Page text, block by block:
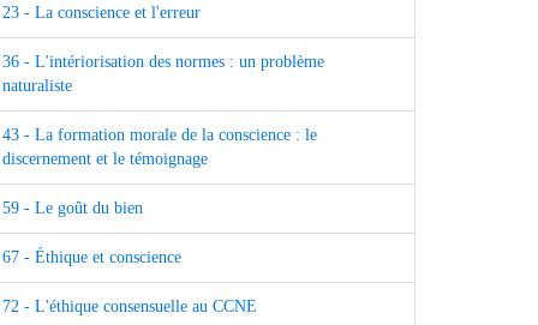
23 - La conscience et l'erreur
36 - L'intériorisation des normes : un problème
naturaliste
43 - La formation morale de la conscience : le
discernement et le témoignage
59 - Le goût du bien
67 - Éthique et conscience
72 - L'éthique consensuelle au CCNE